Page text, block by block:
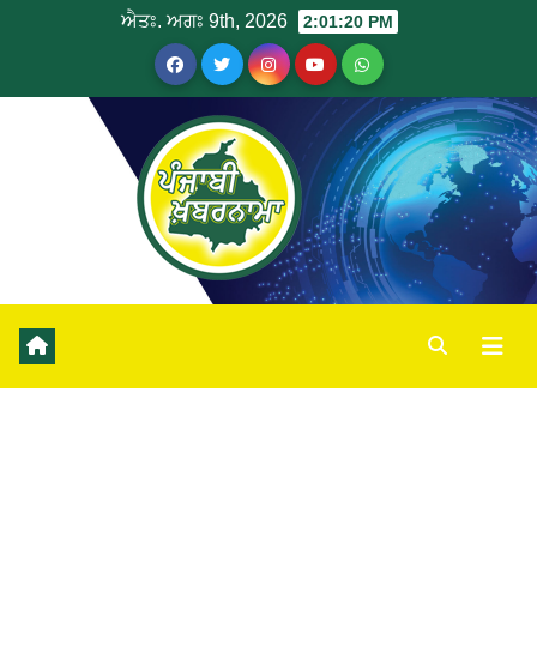
ਐਤਃ. ਅਗਃ 9th, 2026 2:01:20 PM